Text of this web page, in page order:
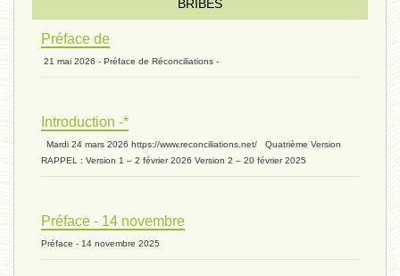
extinction 07 - 18 mai 2024
biomasse - 10 mai 2024*
BRIBES
Préface de
21 mai 2026 - Préface de Réconciliations -
Introduction -*
Mardi 24 mars 2026 https://www.reconciliations.net/ Quatrième Version
RAPPEL : Version 1 – 2 février 2026 Version 2 – 20 février 2025
Préface - 14 novembre
Préface - 14 novembre 2025